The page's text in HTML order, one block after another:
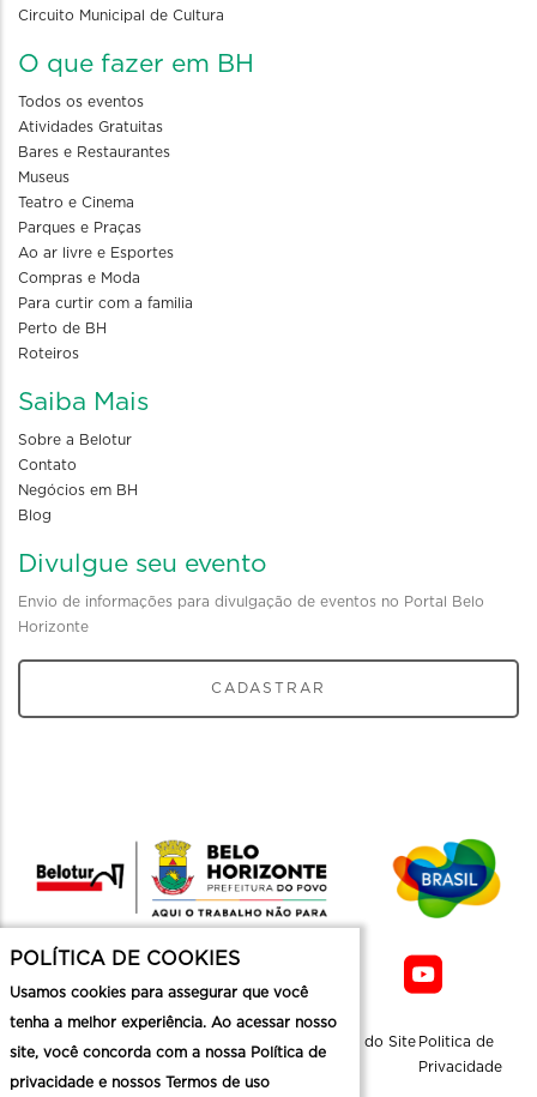
Circuito Municipal de Cultura
O que fazer em BH
Todos os eventos
Atividades Gratuitas
Bares e Restaurantes
Museus
Teatro e Cinema
Parques e Praças
Ao ar livre e Esportes
Compras e Moda
Para curtir com a familia
Perto de BH
Roteiros
Saiba Mais
Sobre a Belotur
Contato
Negócios em BH
Blog
Divulgue seu evento
Envio de informações para divulgação de eventos no Portal Belo
Horizonte
CADASTRAR
Mapa do Site Politica de
Privacidade
POLÍTICA DE COOKIES
Usamos cookies para assegurar que você
tenha a melhor experiência. Ao acessar nosso
site, você concorda com a nossa Política de
privacidade e nossos Termos de uso